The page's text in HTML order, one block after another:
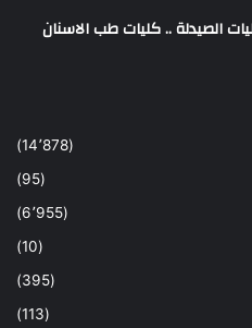
الصيدلة .. كليات طب الاسنان
(14٬878)
(95)
(6٬955)
(10)
(395)
(113)